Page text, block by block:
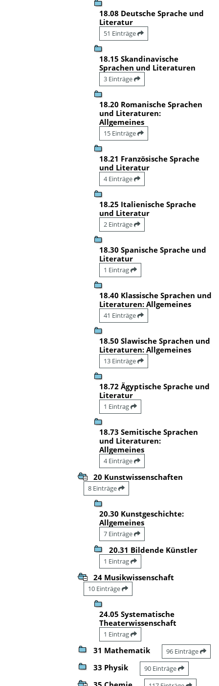
18.08 Deutsche Sprache und
Literatur
51 Einträge
18.15 Skandinavische
Sprachen und Literaturen
3 Einträge
18.20 Romanische Sprachen
und Literaturen:
Allgemeines
15 Einträge
18.21 Französische Sprache
und Literatur
4 Einträge
18.25 Italienische Sprache
und Literatur
2 Einträge
18.30 Spanische Sprache und
Literatur
1 Eintrag
18.40 Klassische Sprachen und
Literaturen: Allgemeines
41 Einträge
18.50 Slawische Sprachen und
Literaturen: Allgemeines
13 Einträge
18.72 Ägyptische Sprache und
Literatur
1 Eintrag
18.73 Semitische Sprachen
und Literaturen:
Allgemeines
4 Einträge
20 Kunstwissenschaften
8 Einträge
20.30 Kunstgeschichte:
Allgemeines
7 Einträge
20.31 Bildende Künstler
1 Eintrag
24 Musikwissenschaft
10 Einträge
24.05 Systematische
Theaterwissenschaft
1 Eintrag
31 Mathematik 96 Einträge
33 Physik 90 Einträge